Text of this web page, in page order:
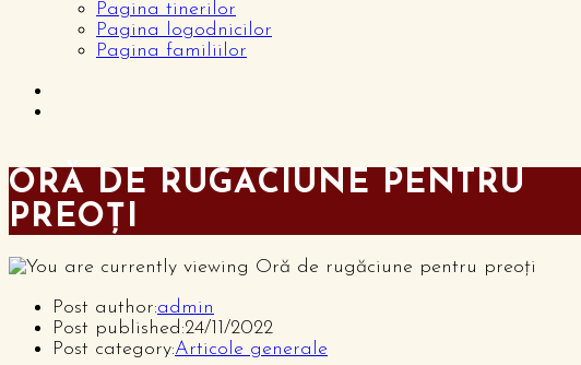
Pagina tinerilor
Pagina logodnicilor
Pagina familiilor
ORĂ DE RUGĂCIUNE PENTRU
PREOŢI
Post author:admin
Post published:24/11/2022
Post category:Articole generale